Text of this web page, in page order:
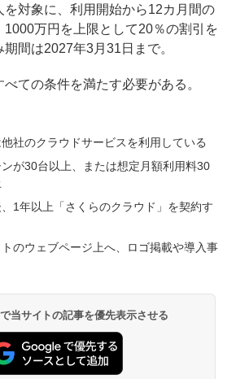
を対象に、利用開始から12カ月間の
万円を上限として20％の割引を
間は2027年3月31日まで。
ての条件を満たす必要がある。
社のクラウドサービスを利用している
が30台以上、または想定月額利用料30
1年以上「さくらのクラウド」を契約す
のウェブページ上へ、ロゴ掲載や導入事
当サイトの記事を優先表示させる